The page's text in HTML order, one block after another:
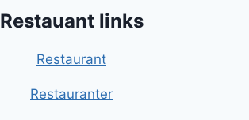
Restauant links
Restaurant
Restauranter